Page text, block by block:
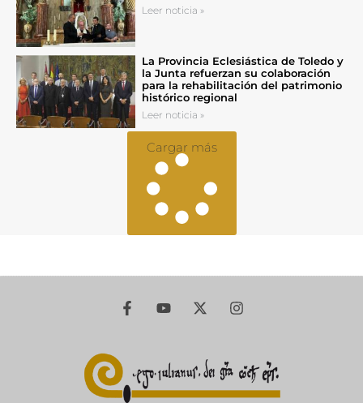
Leer noticia »
La Provincia Eclesiástica de Toledo y
la Junta refuerzan su colaboración
para la rehabilitación del patrimonio
histórico regional
Leer noticia »
Cargar más